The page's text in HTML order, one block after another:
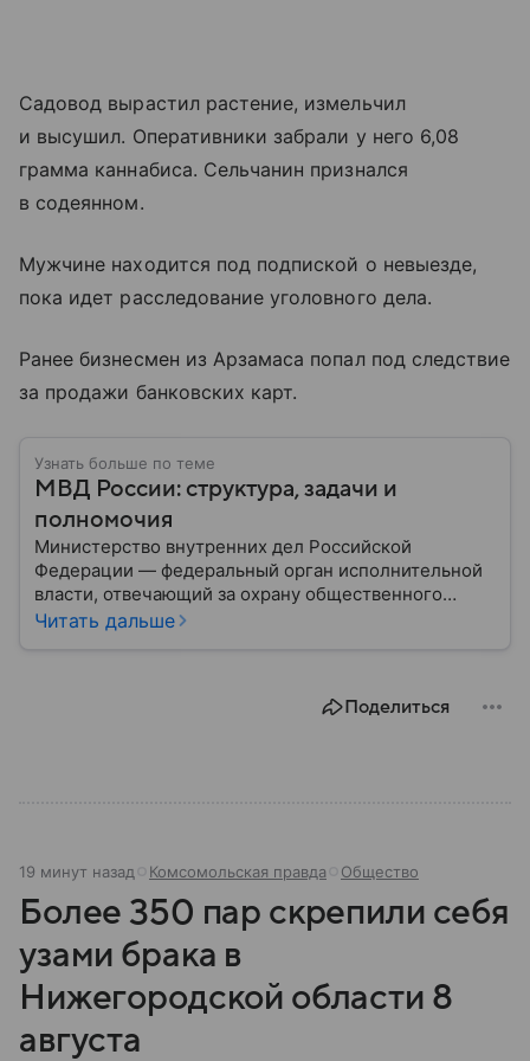
Садовод вырастил растение, измельчил
и высушил. Оперативники забрали у него 6,08
грамма каннабиса. Сельчанин признался
в содеянном.
Мужчине находится под подпиской о невыезде,
пока идет расследование уголовного дела.
Ранее бизнесмен из Арзамаса попал под следствие
за продажи банковских карт.
Узнать больше по теме
МВД России: структура, задачи и
полномочия
Министерство внутренних дел Российской
Федерации — федеральный орган исполнительной
власти, отвечающий за охрану общественного
порядка, борьбу с преступностью, обеспечение
России, какие задачи выполняет министерство, как
Читать дальше
Поделиться
19 минут назад Комсомольская правда Общество
Более 350 пар скрепили себя
узами брака в
Нижегородской области 8
августа